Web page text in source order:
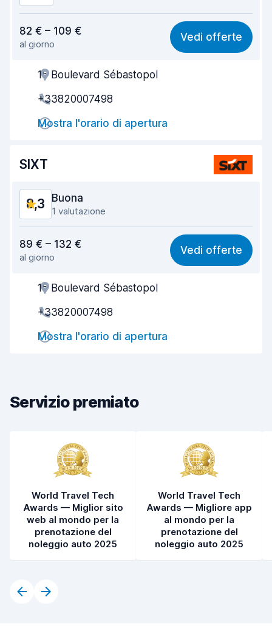
7,8
Facile da trovare 8,2
Gentilezza degli agenti
Rapidità del ritiro
Rapidità della riconsegna
9,0
82 € – 109 €
al giorno
Vedi offerte
15 Boulevard Sébastopol
+33820007498
Mostra l'orario di apertura
SIXT
8,3 Buona
1 valutazione
7,8
Facile da trovare 8,2
Gentilezza degli agenti
Rapidità del ritiro
Rapidità della riconsegna
Condizioni dell'auto
89 € – 132 €
al giorno
Vedi offerte
15 Boulevard Sébastopol
+33820007498
Mostra l'orario di apertura
Servizio premiato
World Travel Tech
Awards — Miglior sito
web al mondo per la
prenotazione del
noleggio auto 2025
World Travel Tech
Awards — Migliore app
al mondo per la
prenotazione del
noleggio auto 2025